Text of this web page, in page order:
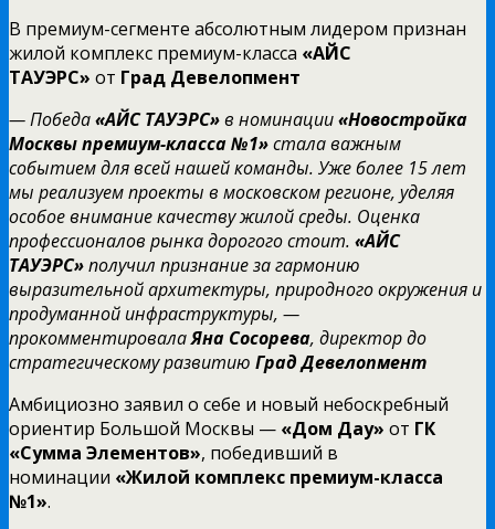
В премиум-сегменте абсолютным лидером признан
жилой комплекс премиум-класса «АЙС
ТАУЭРС» от Град Девелопмент
— Победа«АЙС ТАУЭРС»в номинации«Новостройка
Москвы премиум-класса №1»стала важным
событием для всей нашей команды. Уже более 15 лет
мы реализуем проекты в московском регионе, уделяя
особое внимание качеству жилой среды. Оценка
профессионалов рынка дорогого стоит. «АЙС
ТАУЭРС»получил признание за гармонию
выразительной архитектуры, природного окружения и
продуманной инфраструктуры, —
прокомментировалаЯна Сосорева, директор до
стратегическому развитию Град Девелопмент
Амбициозно заявил о себе и новый небоскребный
ориентир Большой Москвы — «Дом Дау» от ГК
«Сумма Элементов», победивший в
номинации «Жилой комплекс премиум-класса
№1».